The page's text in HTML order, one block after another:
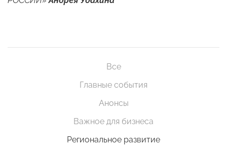
Все
Главные события
Анонсы
Важное для бизнеса
Региональное развитие